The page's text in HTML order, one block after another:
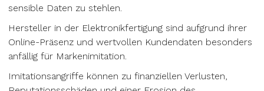
sensible Daten zu stehlen.
Hersteller in der Elektronikfertigung sind aufgrund ihrer
Online-Präsenz und wertvollen Kundendaten besonders
anfällig für Markenimitation.
Imitationsangriffe können zu finanziellen Verlusten,